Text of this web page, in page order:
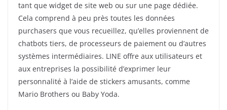
tant que widget de site web ou sur une page dédiée.
Cela comprend à peu près toutes les données
purchasers que vous recueillez, qu’elles proviennent de
chatbots tiers, de processeurs de paiement ou d’autres
systèmes intermédiaires. LINE offre aux utilisateurs et
aux entreprises la possibilité d’exprimer leur
personnalité à l’aide de stickers amusants, comme
Mario Brothers ou Baby Yoda.